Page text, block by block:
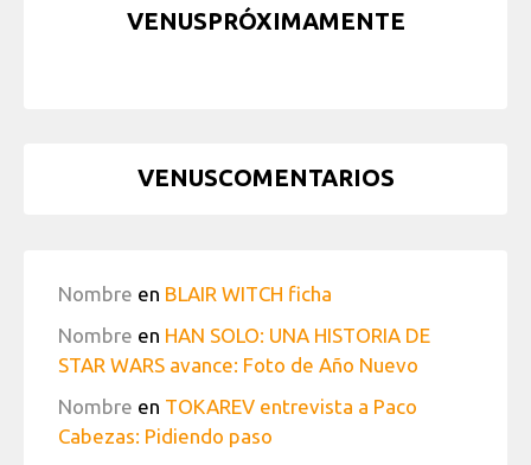
VENUSPRÓXIMAMENTE
VENUSCOMENTARIOS
Nombre en BLAIR WITCH ficha
Nombre en HAN SOLO: UNA HISTORIA DE
STAR WARS avance: Foto de Año Nuevo
Nombre en TOKAREV entrevista a Paco
Cabezas: Pidiendo paso